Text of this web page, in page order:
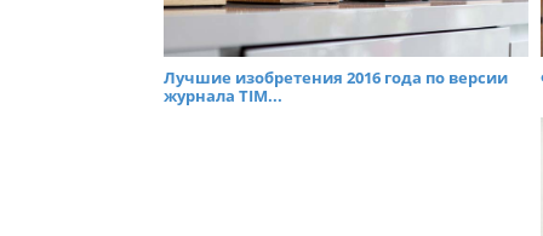
Лучшие изобретения 2016 года по версии
журнала TIM...